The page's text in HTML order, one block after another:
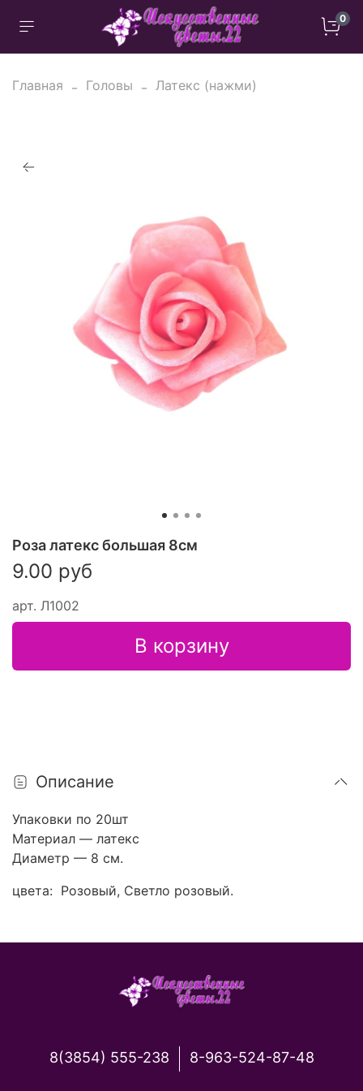
0
Главная Головы Латекс (нажми)
арт. Л1002
Роза латекс большая 8см
9.00 руб
В корзину
Описание
Упаковки по 20шт
Материал — латекс
Диаметр — 8 см.
цвета: Розовый, Светло розовый.
8(3854) 555-238 8-963-524-87-48